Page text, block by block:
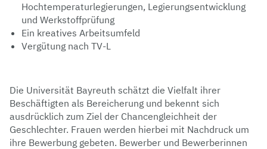
Hochtemperaturlegierungen, Legierungsentwicklung
und Werkstoffprüfung
Ein kreatives Arbeitsumfeld
Vergütung nach TV-L
Die Universität Bayreuth schätzt die Vielfalt ihrer
Beschäftigten als Bereicherung und bekennt sich
ausdrücklich zum Ziel der Chancengleichheit der
Geschlechter. Frauen werden hierbei mit Nachdruck um
ihre Bewerbung gebeten. Bewerber und Bewerberinnen